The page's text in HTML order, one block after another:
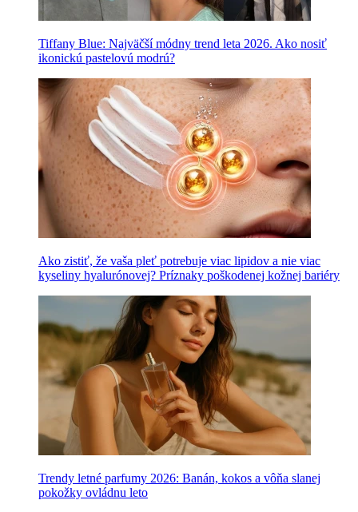
Tiffany Blue: Najväčší módny trend leta 2026. Ako nosiť
ikonickú pastelovú modrú?
Ako zistiť, že vaša pleť potrebuje viac lipidov a nie viac
kyseliny hyalurónovej? Príznaky poškodenej kožnej bariéry
Trendy letné parfumy 2026: Banán, kokos a vôňa slanej
pokožky ovládnu leto